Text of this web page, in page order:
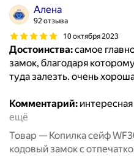
Алена
92 отзыва
10 октября 2023
Достоинства:самое
замок, благодаря
туда залезть. очень
Комментарий:
ещё
Товар — Копилка сейф
кодовый замок с